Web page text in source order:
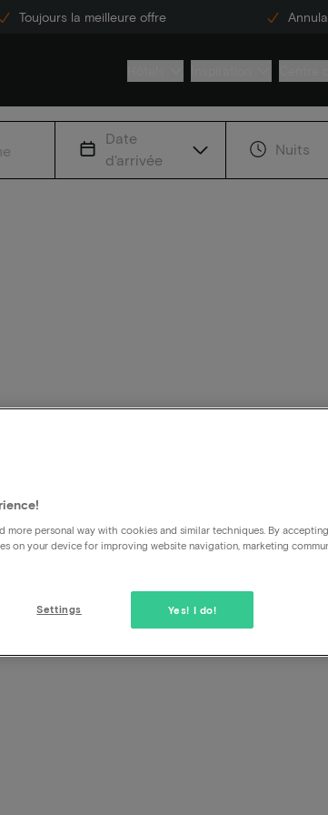
Toujours la meilleure offre
Date
d'arrivée
Nuits
more personal way with cookies and similar techniques. By
on your device for improving website navigation, marketing
Yes! I do!
Settings